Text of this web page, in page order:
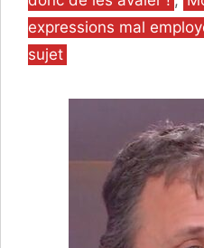
expressions mal
sujet